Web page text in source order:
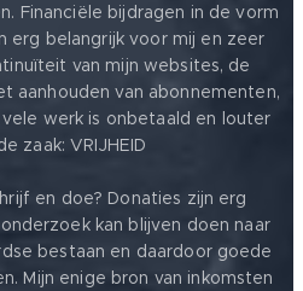
Financiële bijdragen in de vorm
erg belangrijk voor mij en zeer
van mijn websites, de
aanhouden van abonnementen,
werk is onbetaald en louter
zaak: VRIJHEID ❤️
en doe? Donaties zijn erg
kan blijven doen naar
bestaan en daardoor goede
Mijn enige bron van inkomsten